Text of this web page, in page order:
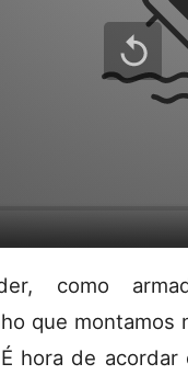
como
que montamos
hora de